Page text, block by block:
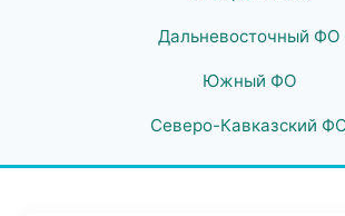
Дальневосточный ФО
Южный ФО
Северо-Кавказский